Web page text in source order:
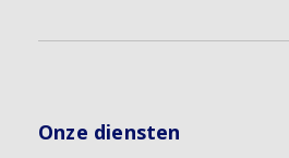
Onze diensten